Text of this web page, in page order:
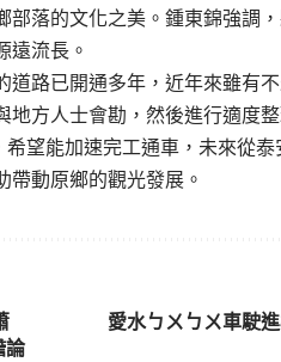
落的文化之美。鍾東錦強調
遠流長。
路已開通多年，近年來雖有
方人士會勘，然後進行適度
望能加速完工通車，未來從泰
動原鄉的觀光發展。
論
愛水ㄅㄨㄅㄨ車駛